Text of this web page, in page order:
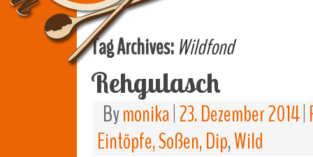
Tag Archives:Wildfond
Rehgulasch
Bymonika 23. Dezember 2014
Eintöpfe, Soßen, Dip,Wild